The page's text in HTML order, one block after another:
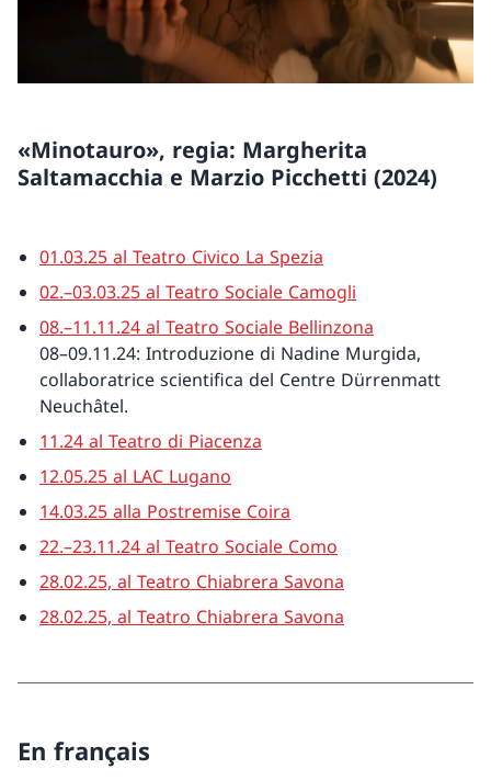
«Minotauro», regia: Margherita
Saltamacchia e Marzio Picchetti (2024)
01.03.25 al Teatro Civico La Spezia
02.–03.03.25 al Teatro Sociale Camogli
08.–11.11.24 al Teatro Sociale Bellinzona
08–09.11.24: Introduzione di Nadine Murgida,
collaboratrice scientifica del Centre Dürrenmatt
Neuchâtel.
11.24 al Teatro di Piacenza
12.05.25 al LAC Lugano
14.03.25 alla Postremise Coira
22.–23.11.24 al Teatro Sociale Como
28.02.25, al Teatro Chiabrera Savona
28.02.25, al Teatro Chiabrera Savona
En français